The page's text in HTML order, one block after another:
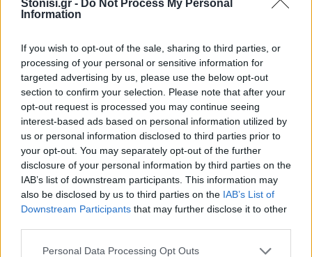
Stonisi.gr - Do Not Process My Personal
Information
If you wish to opt-out of the sale, sharing to third parties, or
processing of your personal or sensitive information for
targeted advertising by us, please use the below opt-out
section to confirm your selection. Please note that after your
opt-out request is processed you may continue seeing
interest-based ads based on personal information utilized by
us or personal information disclosed to third parties prior to
your opt-out. You may separately opt-out of the further
disclosure of your personal information by third parties on the
IAB’s list of downstream participants. This information may
also be disclosed by us to third parties on the IAB’s List of
Downstream Participants that may further disclose it to other
Personal Data Processing Opt Outs
ΡΕΠΟΡΤΑΖ ΜΟΥΣΙΚΗ
Η μουσική του «Iberus Quartet»
Το συγκρότημα συντόνισε το κοινό
με τον παλμό του και το ταξίδεψε
με τις μελωδίες του.
Παρατήρηση των Περσείδων στο
πευκοδάσος του Αμπελικού
Βραδιά κάτω από τα αστέρια
διοργανώνει το Μουσείο Ρητίνης
ΠΑΙΔΙΑ + ΓΟΝΕΙΣ